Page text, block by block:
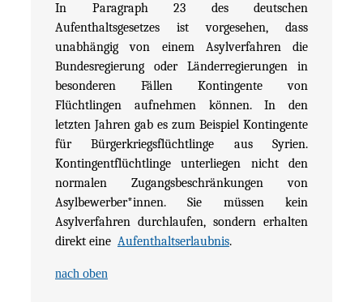
In Paragraph 23 des deutschen
Aufenthaltsgesetzes ist vorgesehen, dass
unabhängig von einem Asylverfahren die
Bundesregierung oder Länderregierungen in
besonderen Fällen Kontingente von
Flüchtlingen aufnehmen können. In den
letzten Jahren gab es zum Beispiel Kontingente
für Bürgerkriegsflüchtlinge aus Syrien.
Kontingentflüchtlinge unterliegen nicht den
normalen Zugangsbeschränkungen von
Asylbewerber*innen. Sie müssen kein
Asylverfahren durchlaufen, sondern erhalten
direkt eine Aufenthaltserlaubnis.
nach oben